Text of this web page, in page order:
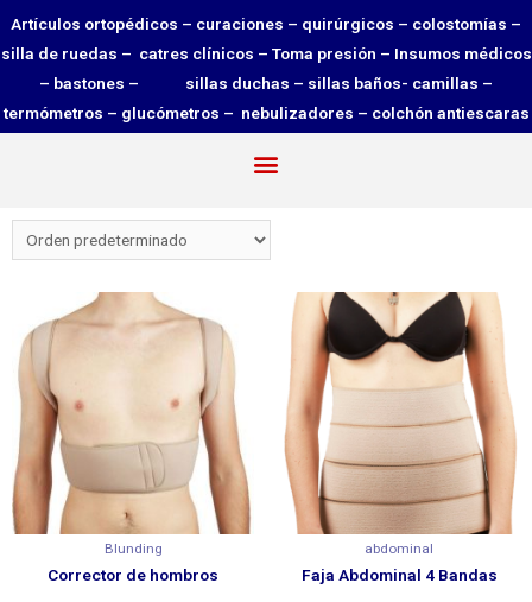
Artículos ortopédicos – curaciones – quirúrgicos – colostomías –
silla de ruedas – catres clínicos – Toma presión – Insumos médicos
– bastones – sillas duchas – sillas baños- camillas –
termómetros – glucómetros – nebulizadores – colchón antiescaras
Blunding
Corrector de hombros
abdominal
Faja Abdominal 4 Bandas